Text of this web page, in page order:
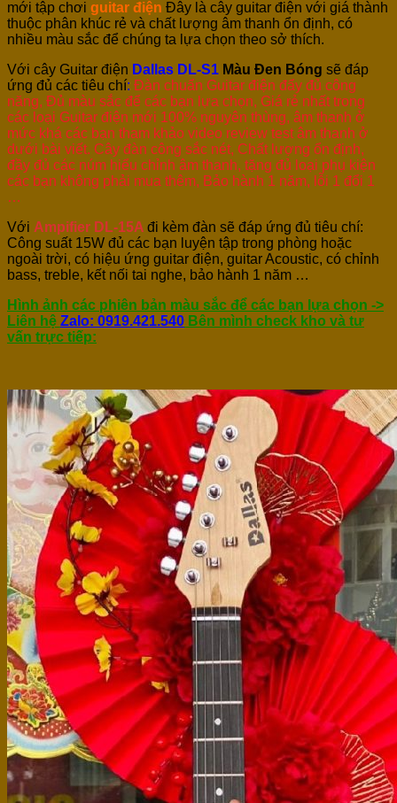
mới tập chơi guitar điện Đây là cây guitar điện với giá thành
thuộc phân khúc rẻ và chất lượng âm thanh ổn định, có
nhiều màu sắc để chúng ta lựa chọn theo sở thích.
Với cây Guitar điện Dallas DL-S1 Màu Đen Bóng sẽ đáp
ứng đủ các tiêu chí: Đàn chuẩn Guitar điện đẩy đủ công
năng, Đủ màu sắc để các bạn lựa chọn, Giá rẻ nhất trong
các loại Guitar điện mới 100% nguyên thùng, âm thanh ở
mức khá các bạn tham khảo video review test âm thanh ở
dưới bài viết. Cây đàn công sắc nét, Chất lượng ổn định,
đầy đủ các núm hiểu chỉnh âm thanh, tặng đủ loại phụ kiện
các bạn không phải mua thêm, Bảo hành 1 năm, lỗi 1 đổi 1
…
Với Ampifier DL-15A đi kèm đàn sẽ đáp ứng đủ tiêu chí:
Công suất 15W đủ các bạn luyện tập trong phòng hoặc
ngoài trời, có hiệu ứng guitar điện, guitar Acoustic, có chỉnh
bass, treble, kết nối tai nghe, bảo hành 1 năm …
Hình ảnh các phiên bản màu sắc để các bạn lựa chọn ->
Liên hệ Zalo: 0919.421.540 Bên mình check kho và tư
vấn trực tiếp: